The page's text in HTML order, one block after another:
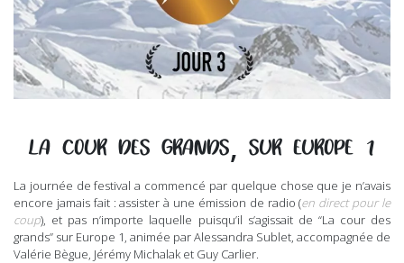
LA COUR DES GRANDS, SUR EUROPE 1
La journée de festival a commencé par quelque chose que je n’avais
encore jamais fait : assister à une émission de radio (en direct pour le
coup), et pas n’importe laquelle puisqu’il s’agissait de “La cour des
grands” sur Europe 1, animée par Alessandra Sublet, accompagnée de
Valérie Bègue, Jérémy Michalak et Guy Carlier.